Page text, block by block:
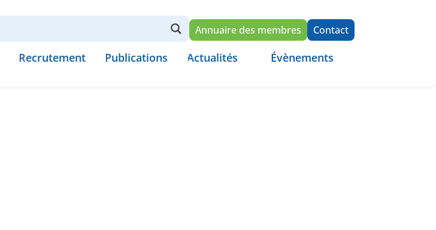
Annuaire des membres Contact
Recrutement Publications Actualités Évènements